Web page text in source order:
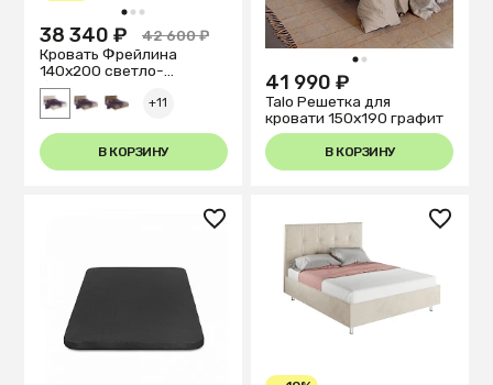
1 2 3
38 340 ₽
42 600 ₽
Кровать Фрейлина
140х200 светло-
бежевого цвета
+11
В КОРЗИНУ
1 2
41 990 ₽
Talo Решетка для
кровати 150x190 графит
В КОРЗИНУ